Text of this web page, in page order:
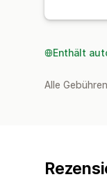
Enthält
Alle